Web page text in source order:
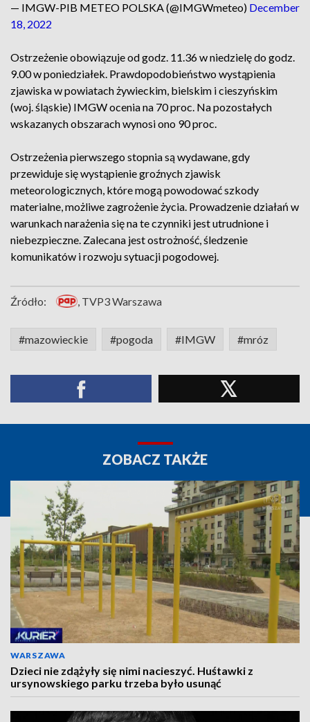
— IMGW-PIB METEO POLSKA (@IMGWmeteo) December
18, 2022
Ostrzeżenie obowiązuje od godz. 11.36 w niedzielę do godz.
9.00 w poniedziałek. Prawdopodobieństwo wystąpienia
zjawiska w powiatach żywieckim, bielskim i cieszyńskim
(woj. śląskie) IMGW ocenia na 70 proc. Na pozostałych
wskazanych obszarach wynosi ono 90 proc.
Ostrzeżenia pierwszego stopnia są wydawane, gdy
przewiduje się wystąpienie groźnych zjawisk
meteorologicznych, które mogą powodować szkody
materialne, możliwe zagrożenie życia. Prowadzenie działań w
warunkach narażenia się na te czynniki jest utrudnione i
niebezpieczne. Zalecana jest ostrożność, śledzenie
komunikatów i rozwoju sytuacji pogodowej.
Źródło: , TVP3 Warszawa
#mazowieckie #pogoda #IMGW #mróz
ZOBACZ TAKŻE
WARSZAWA
Dzieci nie zdążyły się nimi nacieszyć. Huśtawki z
ursynowskiego parku trzeba było usunąć